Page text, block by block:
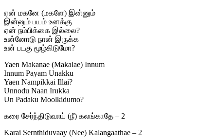
ஏன் மகனே (மகளே) இன்னும்
இன்னும் பயம் உனக்கு
ஏன் நம்பிக்கை இல்லை?
உன்னோடு நான் இருக்க
உன் படகு மூழ்கிடுமோ?
Yaen Makanae (Makalae) Innum
Innum Payam Unakku
Yaen Nampikkai Illai?
Unnodu Naan Irukka
Un Padaku Moolkidumo?
கரை சேர்ந்திடுவாய் (நீ) கலங்காதே – 2
Karai Sernthiduvaay (Nee) Kalangaathae – 2